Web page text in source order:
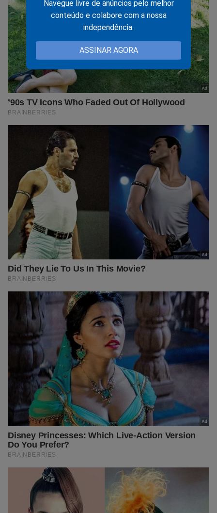
Navegue livre de anúncios pelo melhor
conteúdo e colabore com a nossa
independência.
ASSINAR AGORA